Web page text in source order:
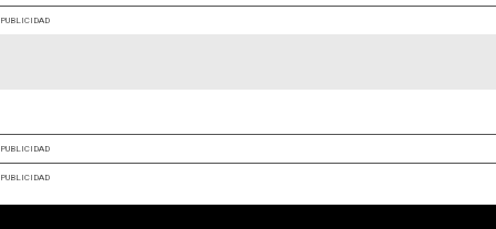
PUBLICIDAD
PUBLICIDAD
PUBLICIDAD